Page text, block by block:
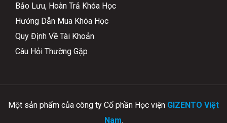
Bảo Lưu, Hoàn Trả Khóa Học
Hướng Dẫn Mua Khóa Học
Quy Định Về Tài Khoản
Câu Hỏi Thường Gặp
Một sản phẩm của công ty Cổ phần Học viện GIZENTO Việt
Nam.